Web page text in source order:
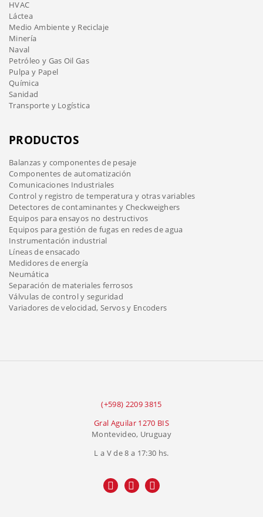
HVAC
Láctea
Medio Ambiente y Reciclaje
Minería
Naval
Petróleo y Gas Oil Gas
Pulpa y Papel
Química
Sanidad
Transporte y Logística
PRODUCTOS
Balanzas y componentes de pesaje
Componentes de automatización
Comunicaciones Industriales
Control y registro de temperatura y otras variables
Detectores de contaminantes y Checkweighers
Equipos para ensayos no destructivos
Equipos para gestión de fugas en redes de agua
Instrumentación industrial
Líneas de ensacado
Medidores de energía
Neumática
Separación de materiales ferrosos
Válvulas de control y seguridad
Variadores de velocidad, Servos y Encoders
(+598) 2209 3815
Gral Aguilar 1270 BIS
Montevideo, Uruguay
L a V de 8 a 17:30 hs.